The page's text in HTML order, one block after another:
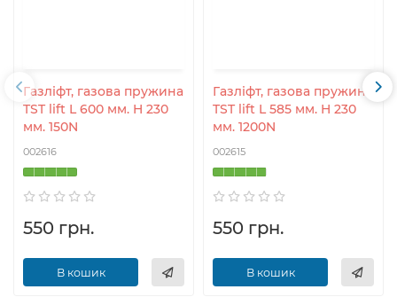
Газліфт, газова пружина
TST lift L 600 мм. H 230
мм. 150N
002616
550 грн.
В кошик
Газліфт, газова пружина
TST lift L 585 мм. H 230
мм. 1200N
002615
550 грн.
В кошик